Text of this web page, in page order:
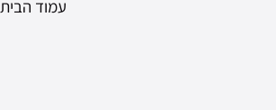
עמוד הבית